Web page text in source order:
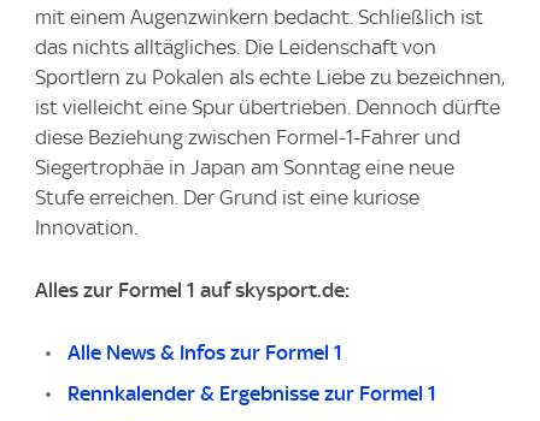
mit einem Augenzwinkern bedacht. Schließlich ist
das nichts alltägliches. Die Leidenschaft von
Sportlern zu Pokalen als echte Liebe zu bezeichnen,
ist vielleicht eine Spur übertrieben. Dennoch dürfte
diese Beziehung zwischen Formel-1-Fahrer und
Siegertrophäe in Japan am Sonntag eine neue
Stufe erreichen. Der Grund ist eine kuriose
Innovation.
Alles zur Formel 1 auf skysport.de:
Alle News & Infos zur Formel 1
Rennkalender & Ergebnisse zur Formel 1